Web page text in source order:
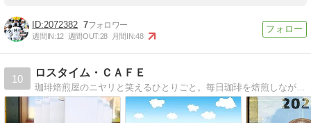
2072382 7
週間IN:12 週間OUT:28 月間IN:48
10
ロスタイム・ＣＡＦＥ
珈琲焙煎屋のニヤリと笑えるひとりごと。毎日珈琲を焙煎しながら個性豊かなお客様たちとスローライフ満喫中！